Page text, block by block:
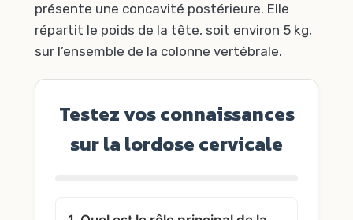
présente une concavité postérieure. Elle
répartit le poids de la tête, soit environ 5 kg,
sur l’ensemble de la colonne vertébrale.
Testez vos connaissances
sur la lordose cervicale